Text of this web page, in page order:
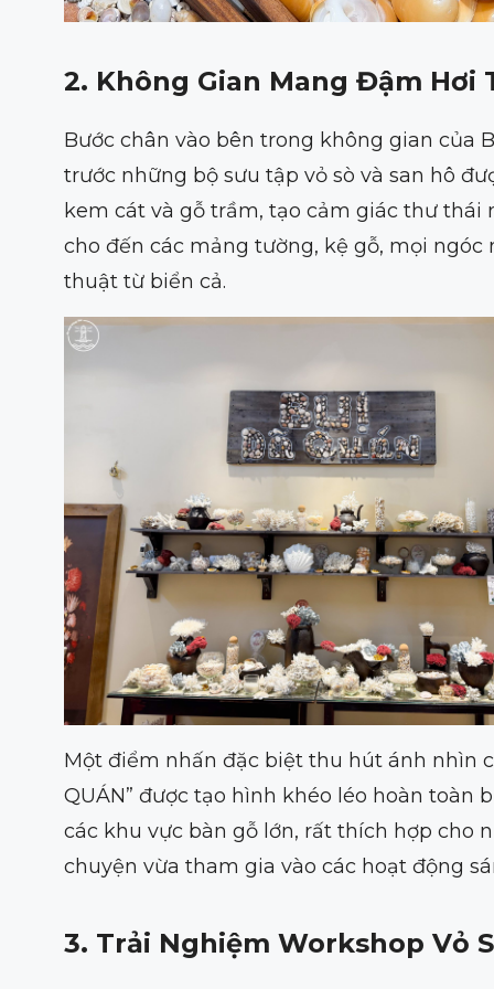
2. Không Gian Mang Đậm Hơi
Bước chân vào bên trong không gian của
trước những bộ sưu tập vỏ sò và san hô
kem cát và gỗ trầm, tạo cảm giác thư thái
cho đến các mảng tường, kệ gỗ, mọi
thuật từ biển cả.
Một điểm nhấn đặc biệt thu hút ánh nhìn
QUÁN” được tạo hình khéo léo hoàn toàn
các khu vực bàn gỗ lớn, rất thích hợp cho
chuyện vừa tham gia vào các hoạt động
3. Trải Nghiệm Workshop Vỏ